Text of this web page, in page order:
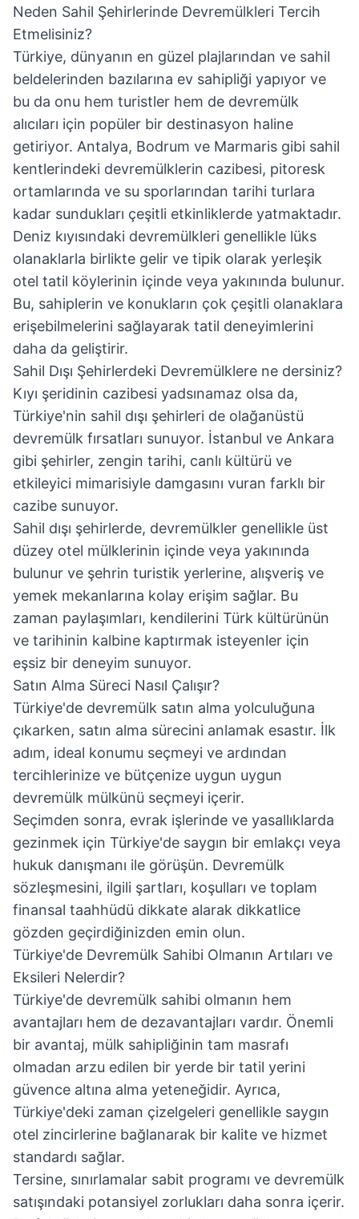
Neden Sahil Şehirlerinde Devremülkleri Tercih
Etmelisiniz?
Türkiye, dünyanın en güzel plajlarından ve sahil
beldelerinden bazılarına ev sahipliği yapıyor ve
bu da onu hem turistler hem de devremülk
alıcıları için popüler bir destinasyon haline
getiriyor. Antalya, Bodrum ve Marmaris gibi sahil
kentlerindeki devremülklerin cazibesi, pitoresk
ortamlarında ve su sporlarından tarihi turlara
kadar sundukları çeşitli etkinliklerde yatmaktadır.
Deniz kıyısındaki devremülkleri genellikle lüks
olanaklarla birlikte gelir ve tipik olarak yerleşik
otel tatil köylerinin içinde veya yakınında bulunur.
Bu, sahiplerin ve konukların çok çeşitli olanaklara
erişebilmelerini sağlayarak tatil deneyimlerini
daha da geliştirir.
Sahil Dışı Şehirlerdeki Devremülklere ne dersiniz?
Kıyı şeridinin cazibesi yadsınamaz olsa da,
Türkiye'nin sahil dışı şehirleri de olağanüstü
devremülk fırsatları sunuyor. İstanbul ve Ankara
gibi şehirler, zengin tarihi, canlı kültürü ve
etkileyici mimarisiyle damgasını vuran farklı bir
cazibe sunuyor.
Sahil dışı şehirlerde, devremülkler genellikle üst
düzey otel mülklerinin içinde veya yakınında
bulunur ve şehrin turistik yerlerine, alışveriş ve
yemek mekanlarına kolay erişim sağlar. Bu
zaman paylaşımları, kendilerini Türk kültürünün
ve tarihinin kalbine kaptırmak isteyenler için
eşsiz bir deneyim sunuyor.
Satın Alma Süreci Nasıl Çalışır?
Türkiye'de devremülk satın alma yolculuğuna
çıkarken, satın alma sürecini anlamak esastır. İlk
adım, ideal konumu seçmeyi ve ardından
tercihlerinize ve bütçenize uygun uygun
devremülk mülkünü seçmeyi içerir.
Seçimden sonra, evrak işlerinde ve yasallıklarda
gezinmek için Türkiye'de saygın bir emlakçı veya
hukuk danışmanı ile görüşün. Devremülk
sözleşmesini, ilgili şartları, koşulları ve toplam
finansal taahhüdü dikkate alarak dikkatlice
gözden geçirdiğinizden emin olun.
Türkiye'de Devremülk Sahibi Olmanın Artıları ve
Eksileri Nelerdir?
Türkiye'de devremülk sahibi olmanın hem
avantajları hem de dezavantajları vardır. Önemli
bir avantaj, mülk sahipliğinin tam masrafı
olmadan arzu edilen bir yerde bir tatil yerini
güvence altına alma yeteneğidir. Ayrıca,
Türkiye'deki zaman çizelgeleri genellikle saygın
otel zincirlerine bağlanarak bir kalite ve hizmet
standardı sağlar.
Tersine, sınırlamalar sabit programı ve devremülk
satışındaki potansiyel zorlukları daha sonra içerir.